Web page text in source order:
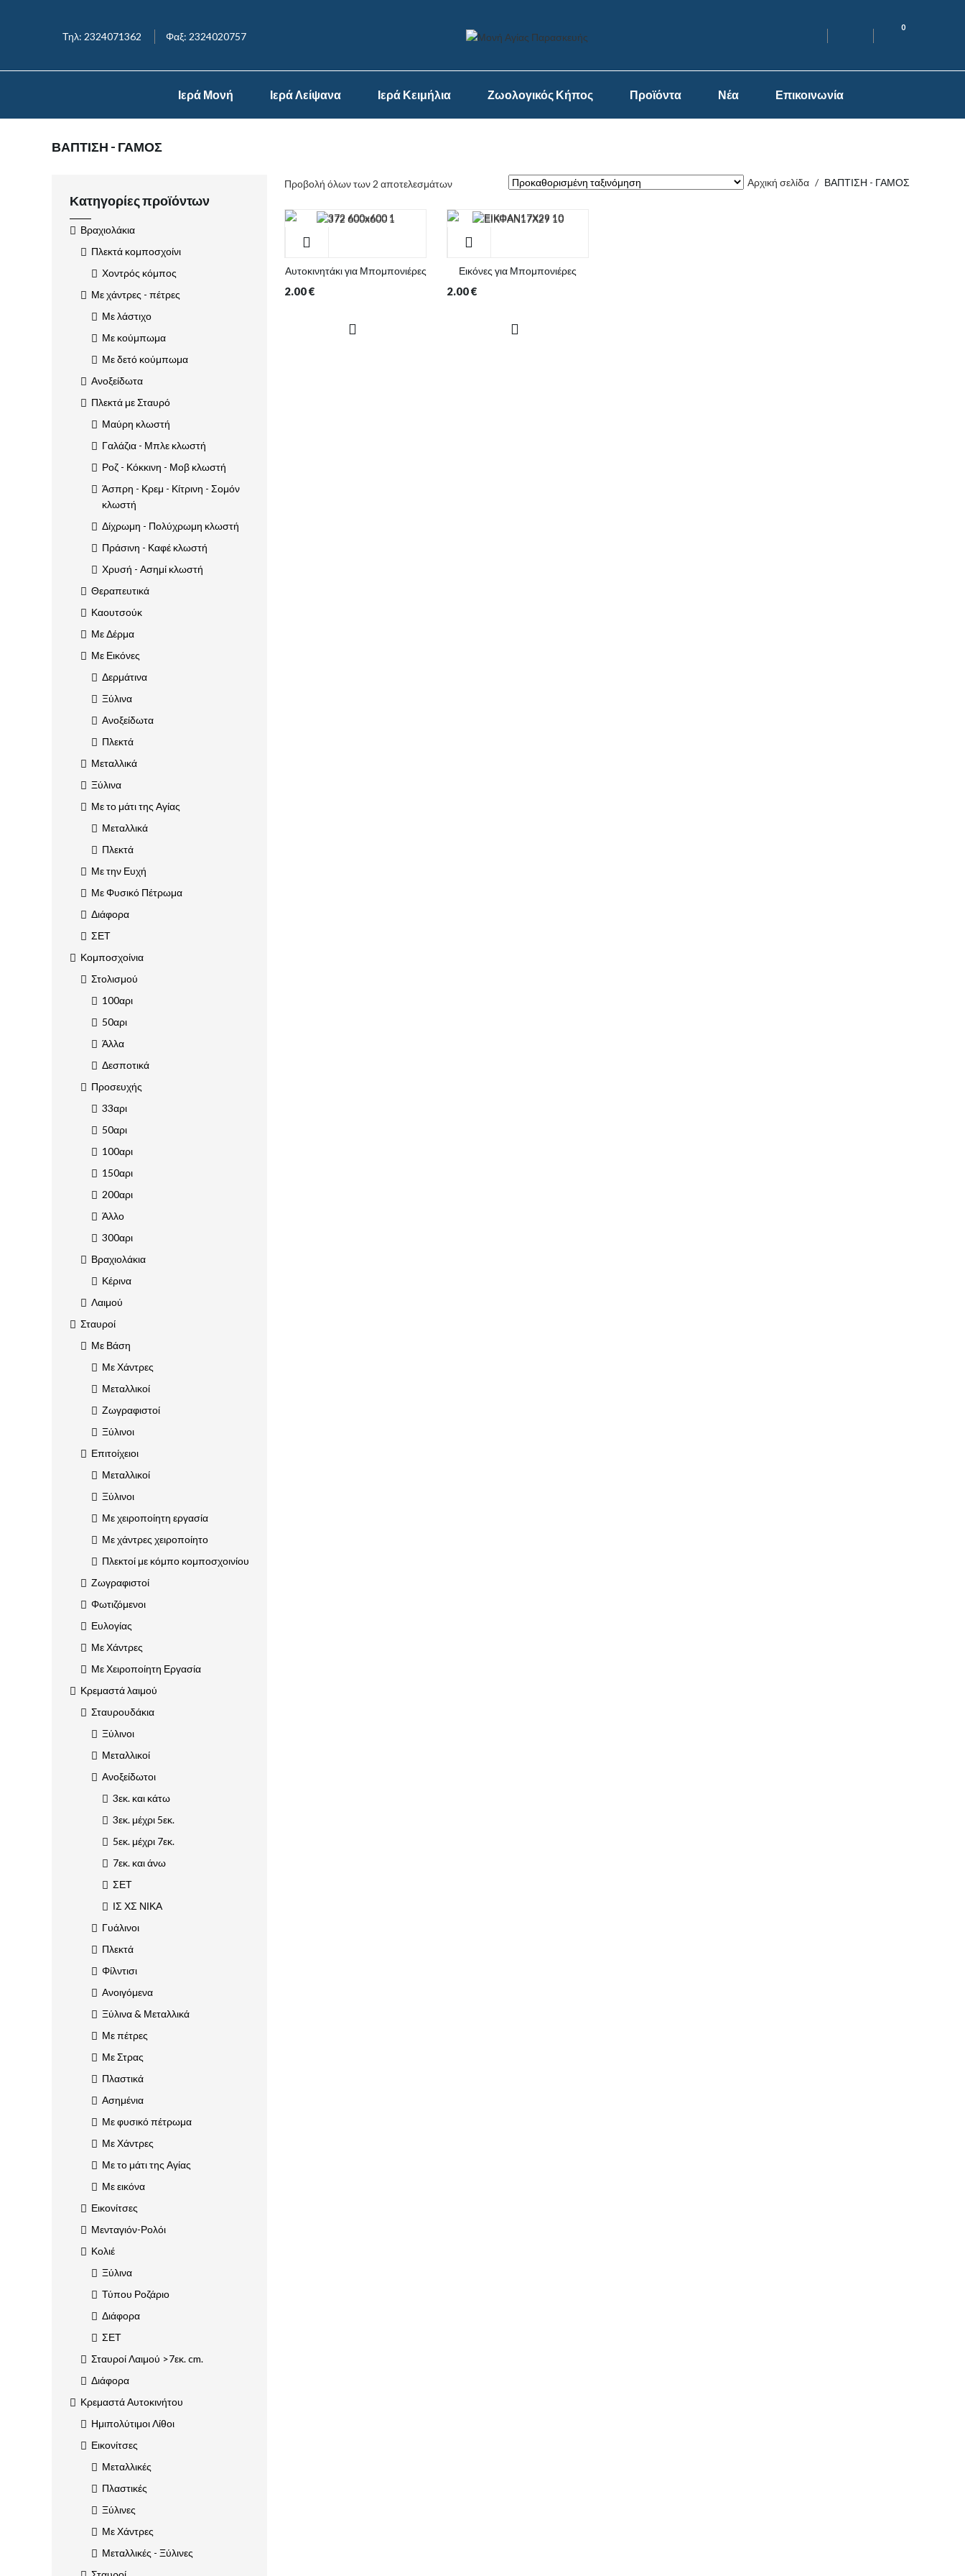
Τηλ: 2324071362 Φαξ: 2324020757
0
Ιερά Μονή Ιερά Λείψανα Ιερά Κειμήλια Ζωολογικός Κήπος Προϊόντα Νέα Επικοινωνία
ΒΑΠΤΙΣΗ - ΓΑΜΟΣ
Αρχική σελίδα / ΒΑΠΤΙΣΗ - ΓΑΜΟΣ
Προβολή όλων των 2 αποτελεσμάτων
Αυτοκινητάκι για Μπομπονιέρες
2.00€
Εικόνες για Μπομπονιέρες
2.00€
Κατηγορίες προϊόντων
Βραχιολάκια
Πλεκτά κομποσχοίνι
Χοντρός κόμπος
Με χάντρες - πέτρες
Με λάστιχο
Με κούμπωμα
Με δετό κούμπωμα
Ανοξείδωτα
Πλεκτά με Σταυρό
Μαύρη κλωστή
Γαλάζια - Μπλε κλωστή
Ροζ - Κόκκινη - Μοβ κλωστή
Άσπρη - Κρεμ - Κίτρινη - Σομόν
κλωστή
Δίχρωμη - Πολύχρωμη κλωστή
Πράσινη - Καφέ κλωστή
Χρυσή - Ασημί κλωστή
Θεραπευτικά
Καουτσούκ
Με Δέρμα
Με Εικόνες
Δερμάτινα
Ξύλινα
Ανοξείδωτα
Πλεκτά
Μεταλλικά
Ξύλινα
Με το μάτι της Αγίας
Μεταλλικά
Πλεκτά
Με την Ευχή
Με Φυσικό Πέτρωμα
Διάφορα
ΣΕΤ
Κομποσχοίνια
Στολισμού
100αρι
50αρι
Άλλα
Δεσποτικά
Προσευχής
33αρι
50αρι
100αρι
150αρι
200αρι
Άλλο
300αρι
Βραχιολάκια
Κέρινα
Λαιμού
Σταυροί
Με Βάση
Με Χάντρες
Μεταλλικοί
Ζωγραφιστοί
Ξύλινοι
Επιτοίχειοι
Μεταλλικοί
Ξύλινοι
Με χειροποίητη εργασία
Με χάντρες χειροποίητο
Πλεκτοί με κόμπο κομποσχοινίου
Ζωγραφιστοί
Φωτιζόμενοι
Ευλογίας
Με Χάντρες
Με Χειροποίητη Εργασία
Κρεμαστά λαιμού
Σταυρουδάκια
Ξύλινοι
Μεταλλικοί
Ανοξείδωτοι
3εκ. και κάτω
3εκ. μέχρι 5εκ.
5εκ. μέχρι 7εκ.
7εκ. και άνω
ΣΕΤ
ΙΣ ΧΣ ΝΙΚΑ
Γυάλινοι
Πλεκτά
Φίλντισι
Ανοιγόμενα
Ξύλινα & Μεταλλικά
Με πέτρες
Με Στρας
Πλαστικά
Ασημένια
Με φυσικό πέτρωμα
Με Χάντρες
Με το μάτι της Αγίας
Με εικόνα
Εικονίτσες
Μενταγιόν-Ρολόι
Κολιέ
Ξύλινα
Τύπου Ροζάριο
Διάφορα
ΣΕΤ
Σταυροί Λαιμού >7εκ. cm.
Διάφορα
Κρεμαστά Αυτοκινήτου
Ημιπολύτιμοι Λίθοι
Εικονίτσες
Μεταλλικές
Πλαστικές
Ξύλινες
Με Χάντρες
Μεταλλικές - Ξύλινες